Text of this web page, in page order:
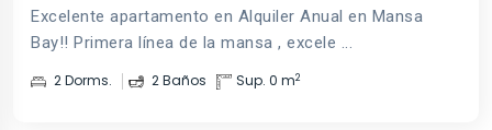
Excelente apartamento en Alquiler Anual en Mansa
Bay!! Primera línea de la mansa , excele ...
2 Dorms. 2 Baños Sup. 0 m2